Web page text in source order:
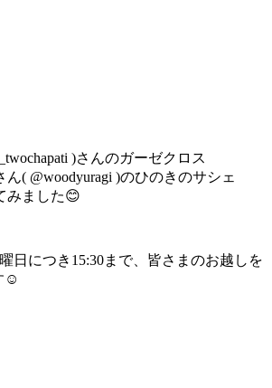
)さんのガーゼクロス
ん( @woodyuragi )のひのきのサシェ
みました😊
日につき15:30まで、皆さまのお越しを
☺️